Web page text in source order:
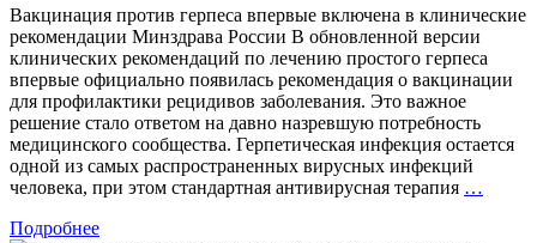
Вакцинация против герпеса впервые включена в клинические
рекомендации Минздрава России В обновленной версии
клинических рекомендаций по лечению простого герпеса
впервые официально появилась рекомендация о вакцинации
для профилактики рецидивов заболевания. Это важное
решение стало ответом на давно назревшую потребность
медицинского сообщества. Герпетическая инфекция остается
одной из самых распространенных вирусных инфекций
человека, при этом стандартная антивирусная терапия …
Подробнее